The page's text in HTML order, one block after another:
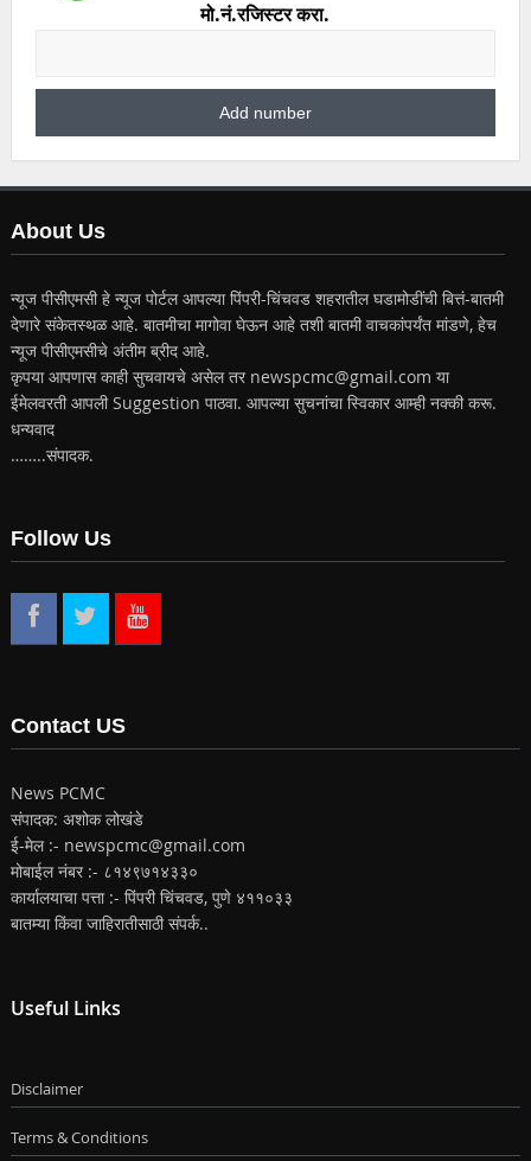
मो.नं.रजिस्टर करा.
About Us
न्यूज पीसीएमसी हे न्यूज पोर्टल आपल्या पिंपरी-चिंचवड शहरातील घडामोडींची बित्तं-बातमी
देणारे संकेतस्थळ आहे. बातमीचा मागोवा घेऊन आहे तशी बातमी वाचकांपर्यंत मांडणे, हेच
न्यूज पीसीएमसीचे अंतीम ब्रीद आहे.
कृपया आपणास काही सुचवायचे असेल तर newspcmc@gmail.com या
ईमेलवरती आपली Suggestion पाठवा. आपल्या सुचनांचा स्विकार आम्ही नक्की करू.
धन्यवाद
……..संपादक.
Follow Us
Contact US
News PCMC
संपादक: अशोक लोखंडे
ई-मेल :- newspcmc@gmail.com
मोबाईल नंबर :- ८१४९७१४३३०
कार्यालयाचा पत्ता :- पिंपरी चिंचवड, पुणे ४११०३३
बातम्या किंवा जाहिरातीसाठी संपर्क..
Useful Links
Disclaimer
Terms & Conditions